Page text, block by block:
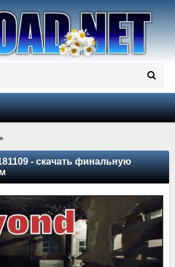
»
- скачать финальную